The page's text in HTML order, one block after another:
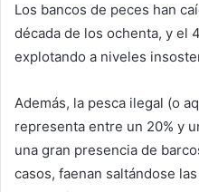
Los bancos de peces han
década de los ochenta, y el
explotando a niveles
Además, la pesca ilegal (o
representa entre un 20% y
una gran presencia de
casos, faenan saltándose